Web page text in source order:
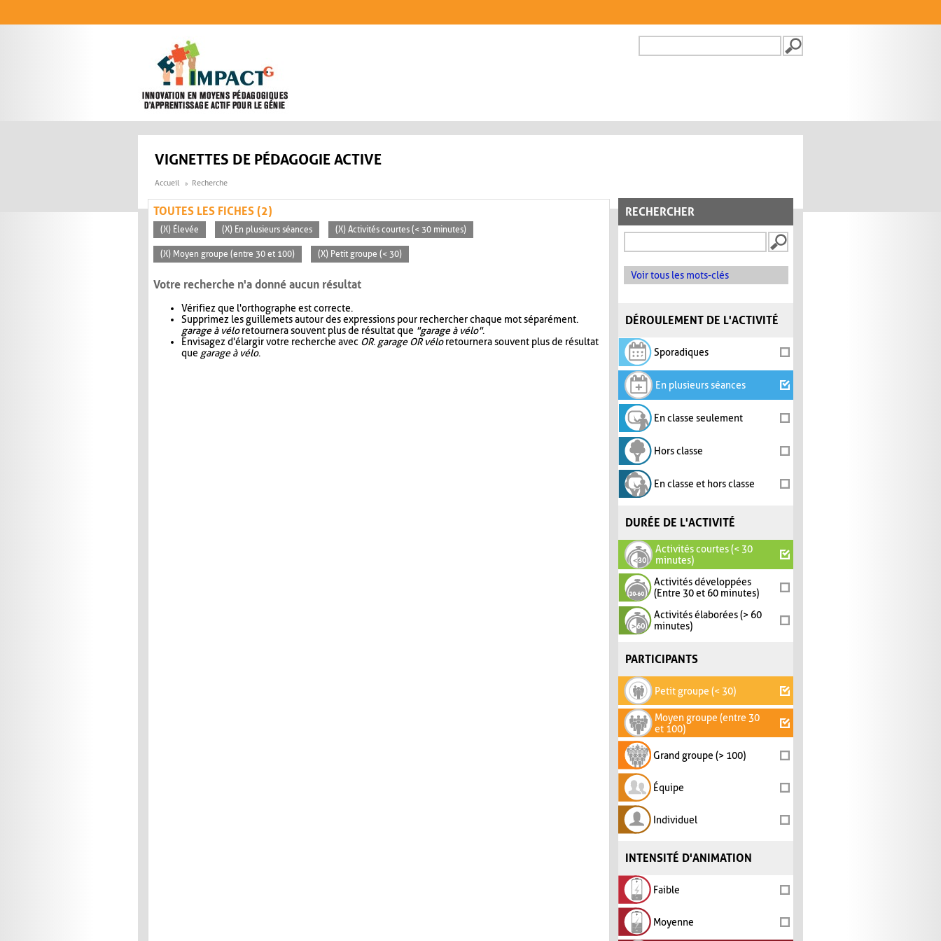
FORMULAIRE DE
VIGNETTES DE PÉDAGOGIE ACTIVE
Accueil Recherche
RECHERCHER
Voir tous les mots-clés
DÉROULEMENT DE L'ACTIVITÉ
Sporadiques
En plusieurs séances
En classe seulement
Hors classe
En classe et hors classe
DURÉE DE L'ACTIVITÉ
Activités courtes (< 30
minutes)
Activités développées
(Entre 30 et 60 minutes)
Activités élaborées (> 60
minutes)
PARTICIPANTS
Petit groupe (< 30)
Moyen groupe (entre 30
et 100)
Grand groupe (> 100)
Équipe
Individuel
INTENSITÉ D'ANIMATION
Faible
Moyenne
TOUTES LES FICHES (2)
(X) Élevée (X) En plusieurs séances (X) Activités courtes (< 30 minutes)
(X) Moyen groupe (entre 30 et 100) (X) Petit groupe (< 30)
Votre recherche n'a donné aucun résultat
Vérifiez que l'orthographe est correcte.
Supprimez les guillemets autour des expressions pour rechercher chaque mot séparément.
garage à véloretournera souvent plus de résultat que "garage à vélo".
Envisagez d'élargir votre recherche avec OR. garage OR véloretournera souvent plus de résultat
que garage à vélo.